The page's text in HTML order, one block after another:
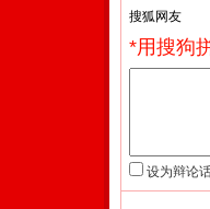
*用搜狗
设为辩论